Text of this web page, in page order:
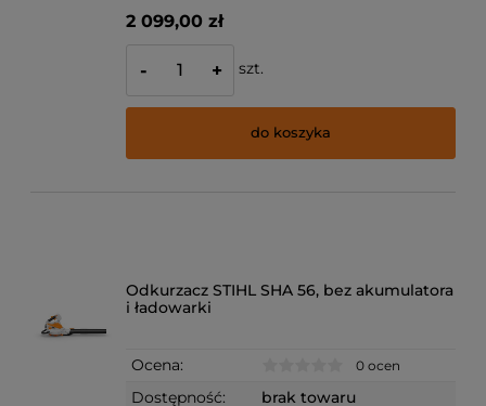
2 099,00 zł
- + szt.
do koszyka
Odkurzacz STIHL SHA 56, bez akumulatora
i ładowarki
Ocena: 0 ocen
Dostępność: brak towaru